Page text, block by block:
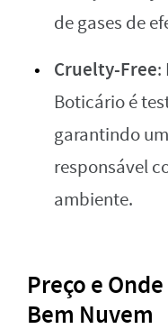
de gases de
Cruelty-Free:
Boticário é
garantindo
responsável
ambiente.
Preço e
Bem Nuvem